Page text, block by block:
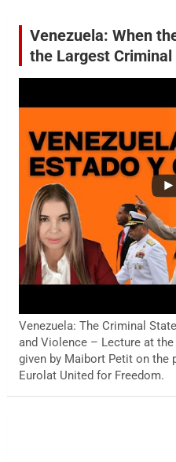
Venezuela: When
the Largest
Venezuela: The Criminal
and Violence – Lecture at
given by Maibort Petit on the
Eurolat United for Freedom.